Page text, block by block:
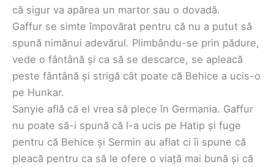
că sigur va apărea un martor sau o dovadă.
Gaffur se simte împovărat pentru că nu a putut să
spună nimănui adevărul. Plimbându-se prin pădure,
vede o fântână și ca să se descarce, se apleacă
peste fântână și strigă cât poate că Behice a ucis-o
pe Hunkar.
Sanyie află că el vrea să plece în Germania. Gaffur
nu poate să-i spună că l-a ucis pe Hatip și fuge
pentru că Behice și Sermin au aflat ci îi spune că
pleacă pentru ca să le ofere o viață mai bună și că